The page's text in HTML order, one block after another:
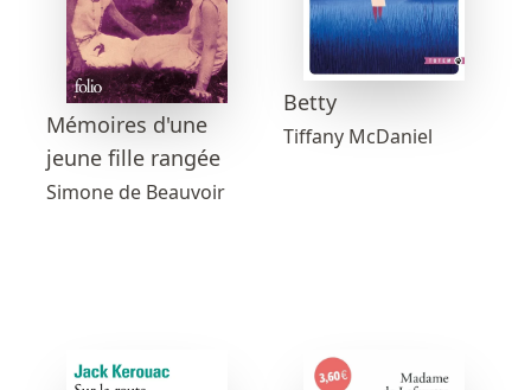
Mémoires d'une
jeune fille rangée
Simone de Beauvoir
Betty
Tiffany McDaniel